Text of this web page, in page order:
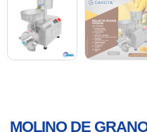
MOLINO DE